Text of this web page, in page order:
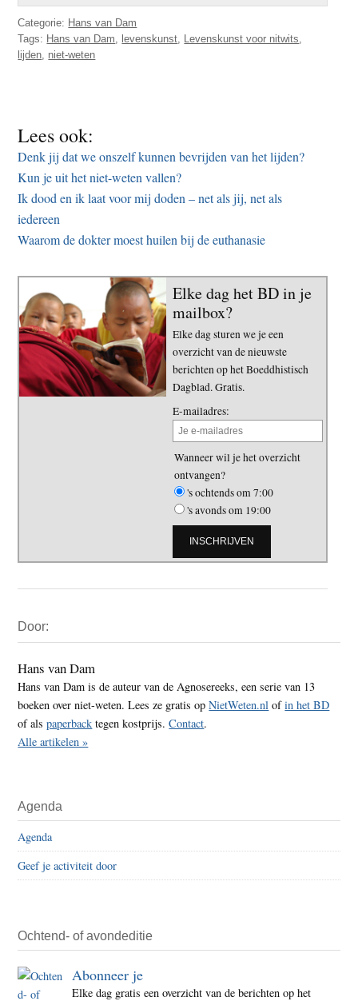
Categorie: Hans van Dam
Tags: Hans van Dam, levenskunst, Levenskunst voor nitwits,
lijden, niet-weten
Lees ook:
Denk jij dat we onszelf kunnen bevrijden van het lijden?
Kun je uit het niet-weten vallen?
Ik dood en ik laat voor mij doden – net als jij, net als
iedereen
Waarom de dokter moest huilen bij de euthanasie
Elke dag het BD in je
mailbox?
Elke dag sturen we je een
overzicht van de nieuwste
berichten op het Boeddhistisch
Dagblad. Gratis.
E-mailadres:
Wanneer wil je het overzicht
ontvangen?
's ochtends om 7:00
's avonds om 19:00
Sidebar
Door:
Hans van Dam
Hans van Dam is de auteur van de Agnosereeks, een serie van 13
boeken over niet-weten. Lees ze gratis opNietWeten.nl ofin het BD
of alspaperback tegen kostprijs.Contact.
Alle artikelen »
Agenda
Agenda
Geef je activiteit door
Ochtend- of avondeditie
Abonneer je
Elke dag gratis een overzicht van de berichten op het